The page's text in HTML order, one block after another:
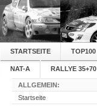
STARTSEITE TOP100
NAT-A RALLYE 35+70
ALLGEMEIN:
Startseite